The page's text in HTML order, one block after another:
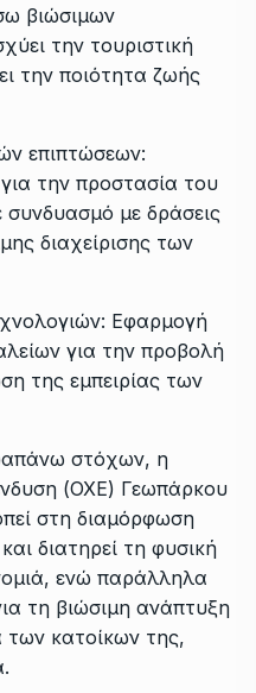
βιώσιμων
την τουριστική
την ποιότητα ζωής
επιπτώσεων:
την προστασία του
συνδυασμό με δράσεις
διαχείρισης των
Εφαρμογή
για την προβολή
της εμπειρίας των
στόχων, η
(ΟΧΕ) Γεωπάρκου
στη διαμόρφωση
διατηρεί τη φυσική
ενώ παράλληλα
τη βιώσιμη ανάπτυξη
των κατοίκων της,